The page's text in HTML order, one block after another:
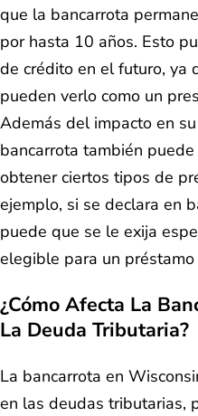
que la bancarrota
por hasta 10 años. Esto
de crédito en el futuro, ya
pueden verlo como un
Además del impacto en
bancarrota también
obtener ciertos tipos de
ejemplo, si se declara en
puede que se le exija
elegible para un
¿Cómo Afecta La
La Deuda Tributaria?
La bancarrota en
en las deudas tributarias,